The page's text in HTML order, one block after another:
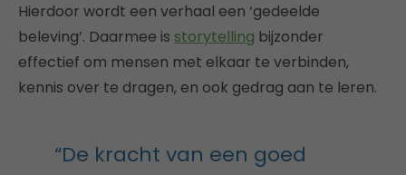
Hierdoor wordt een verhaal een ‘gedeelde
beleving’. Daarmee is storytelling bijzonder
effectief om mensen met elkaar te verbinden,
kennis over te dragen, en ook gedrag aan te leren.
“De kracht van een goed